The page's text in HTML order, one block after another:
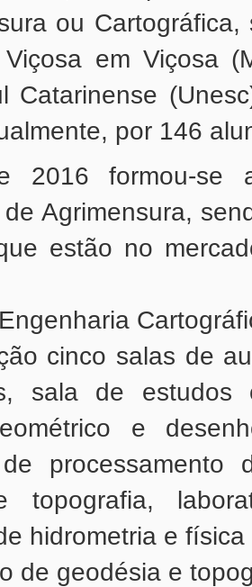
por 146
hidrometria e física